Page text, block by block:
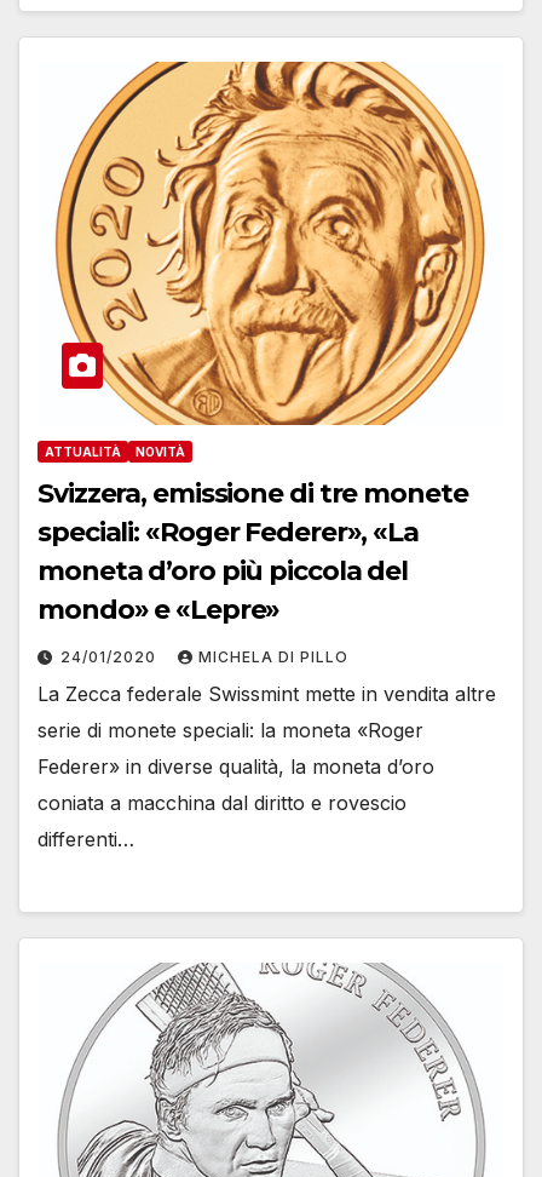
ATTUALITÀ NOVITÀ
Svizzera, emissione di tre monete
speciali: «Roger Federer», «La
moneta d’oro più piccola del
mondo» e «Lepre»
24/01/2020 MICHELA DI PILLO
La Zecca federale Swissmint mette in vendita altre
serie di monete speciali: la moneta «Roger
Federer» in diverse qualità, la moneta d’oro
coniata a macchina dal diritto e rovescio
differenti…